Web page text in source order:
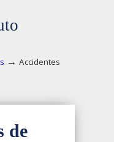
→ Accidentes
de